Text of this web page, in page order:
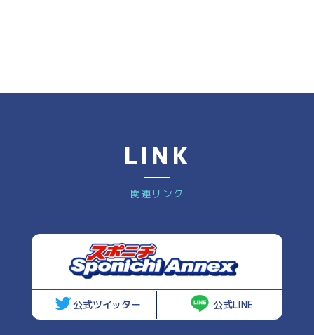
LINK
関連リンク
公式ツイッター 公式LINE